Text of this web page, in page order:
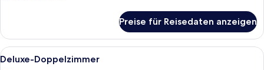
1 King-
Bett
(Corporate)
Preise für Reisedaten anzeigen
Alle
Fotos
Ein Hotelzimmer mit zwei Betten,
5
Deluxe-Doppelzimmer